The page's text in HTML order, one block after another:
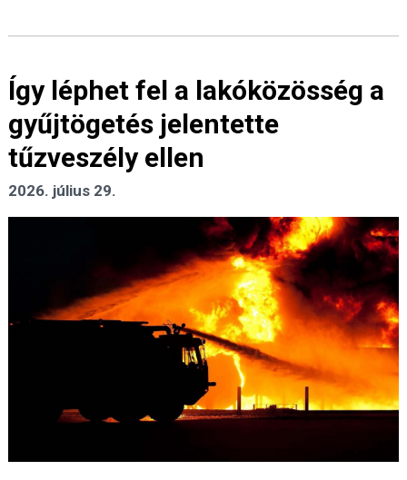
Így léphet fel a lakóközösség a
gyűjtögetés jelentette
tűzveszély ellen
2026. július 29.